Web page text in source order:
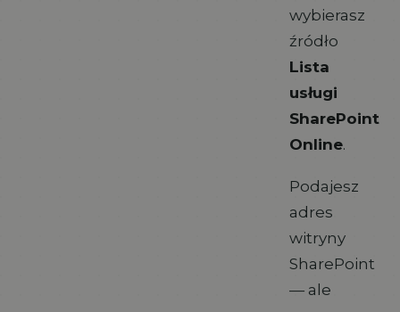
wybierasz
źródło
Lista
usługi
SharePoint
Online.
Podajesz
adres
witryny
SharePoint
— ale